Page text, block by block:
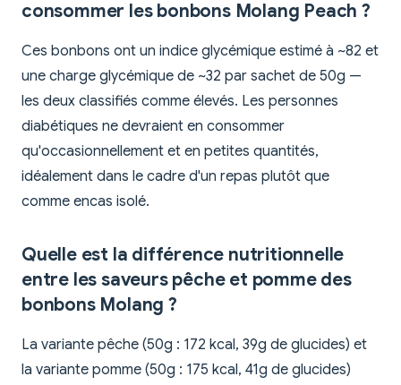
consommer les bonbons Molang Peach ?
Ces bonbons ont un indice glycémique estimé à ~82 et
une charge glycémique de ~32 par sachet de 50g —
les deux classifiés comme élevés. Les personnes
diabétiques ne devraient en consommer
qu'occasionnellement et en petites quantités,
idéalement dans le cadre d'un repas plutôt que
comme encas isolé.
Quelle est la différence nutritionnelle
entre les saveurs pêche et pomme des
bonbons Molang ?
La variante pêche (50g : 172 kcal, 39g de glucides) et
la variante pomme (50g : 175 kcal, 41g de glucides)